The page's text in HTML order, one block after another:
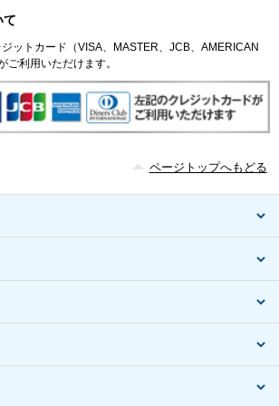
て
ットカード（VISA、MASTER、JCB、AMERICAN
ご利用いただけます。
ページトップへもどる